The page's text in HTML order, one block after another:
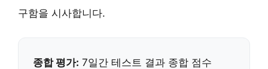
구함을 시사합니다.
종합 평가: 7일간 테스트 결과 종합 점수